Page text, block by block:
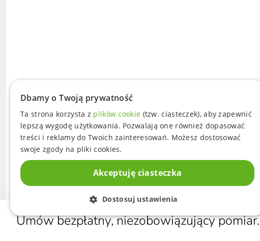
Umów bezpłatny, niezobowiązujący pomiar.
Dbamy o Twoją prywatność
Ta strona korzysta z plików cookie (tzw. ciasteczek), aby zapewnić
lepszą wygodę użytkowania. Pozwalają one również dopasować
treści i reklamy do Twoich zainteresowań. Możesz dostosować
swoje zgody na pliki cookies.
Akceptuję ciasteczka
Dostosuj ustawienia